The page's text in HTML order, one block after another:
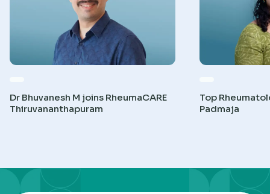
Dr Bhuvanesh M joins RheumaCARE
Thiruvananthapuram
Top
Padmaja